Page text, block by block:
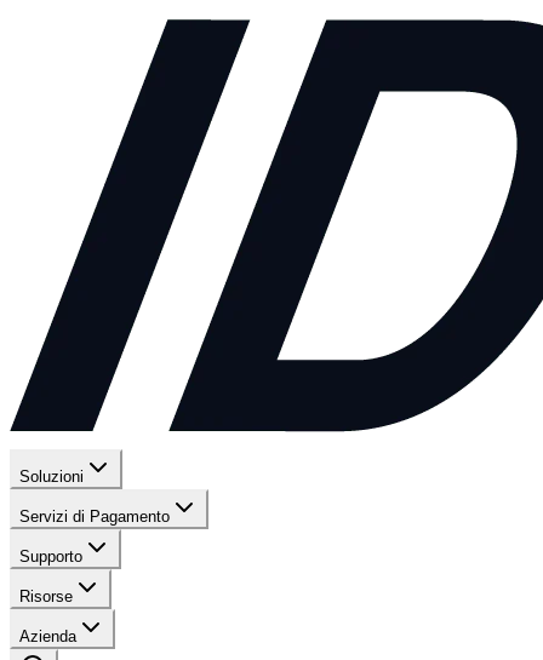
Soluzioni
Servizi di Pagamento
Supporto
Risorse
Azienda